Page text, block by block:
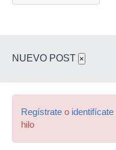
NUEVO POST ×
Regístrate o identifícate
hilo